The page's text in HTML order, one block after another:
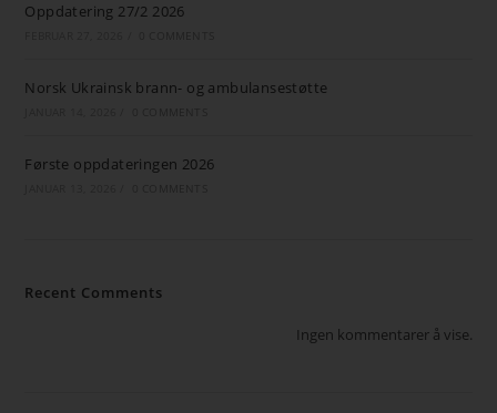
Oppdatering 27/2 2026
Norsk Ukrainsk brann- og ambulansestøtte
Første oppdateringen 2026
Recent Comments
Ingen kommentarer å vise.